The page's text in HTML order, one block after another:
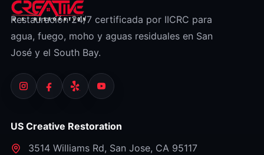
Restauración 24/7 certificada por IICRC para
agua, fuego, moho y aguas residuales en San
José y el South Bay.
US Creative Restoration
3514 Williams Rd, San Jose, CA 95117